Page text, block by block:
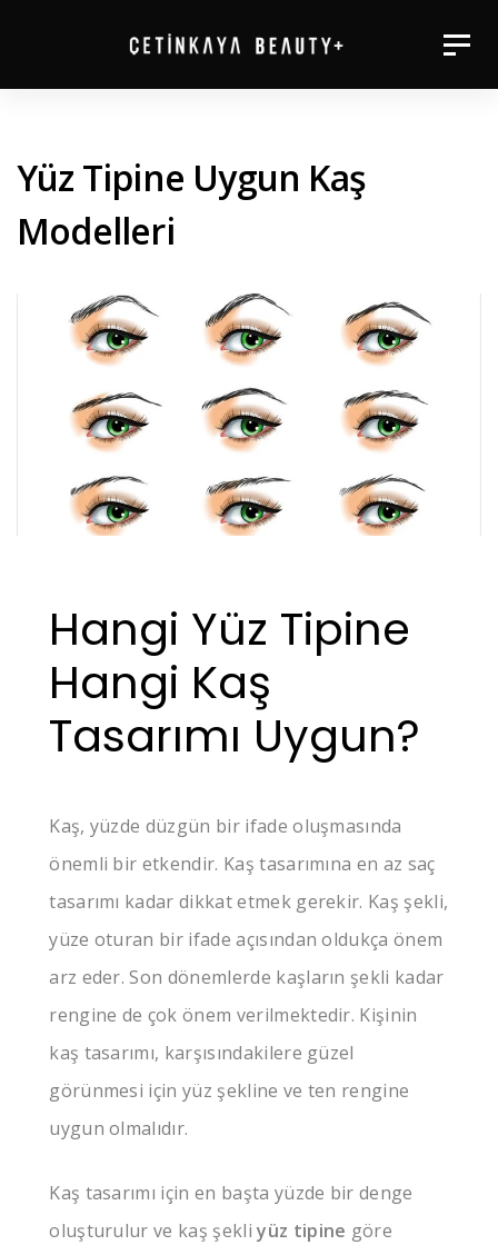
primary
Skip
content
Yüz Tipine Uygun Kaş
Modelleri
Hangi Yüz Tipine
Hangi Kaş
Tasarımı Uygun?
Kaş, yüzde düzgün bir ifade oluşmasında
önemli bir etkendir. Kaş tasarımına en az saç
tasarımı kadar dikkat etmek gerekir. Kaş şekli,
yüze oturan bir ifade açısından oldukça önem
arz eder. Son dönemlerde kaşların şekli kadar
rengine de çok önem verilmektedir. Kişinin
kaş tasarımı, karşısındakilere güzel
görünmesi için yüz şekline ve ten rengine
uygun olmalıdır.
Kaş tasarımı için en başta yüzde bir denge
oluşturulur ve kaş şekliyüz tipine göre